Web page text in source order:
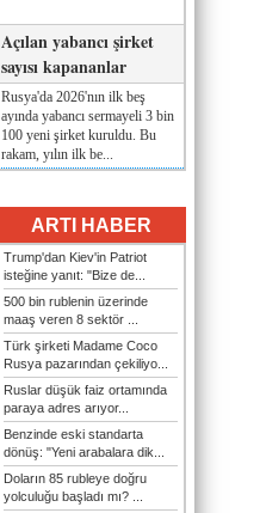
Açılan yabancı şirket
sayısı kapananlar
Rusya'da 2026'nın ilk beş
ayında yabancı sermayeli 3 bin
100 yeni şirket kuruldu. Bu
rakam, yılın ilk be...
ARTI HABER
Trump'dan Kiev'in Patriot
isteğine yanıt: "Bize de...
500 bin rublenin üzerinde
maaş veren 8 sektör ...
Türk şirketi Madame Coco
Rusya pazarından çekiliyo...
Ruslar düşük faiz ortamında
paraya adres arıyor...
Benzinde eski standarta
dönüş: "Yeni arabalara dik...
Doların 85 rubleye doğru
yolculuğu başladı mı? ...